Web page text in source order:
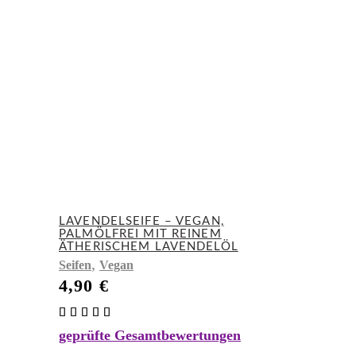
LAVENDELSEIFE – VEGAN,
PALMÖLFREI MIT REINEM
ÄTHERISCHEM LAVENDELÖL
Seifen, Vegan
4,90 €
4.80
geprüfte Gesamtbewertungen